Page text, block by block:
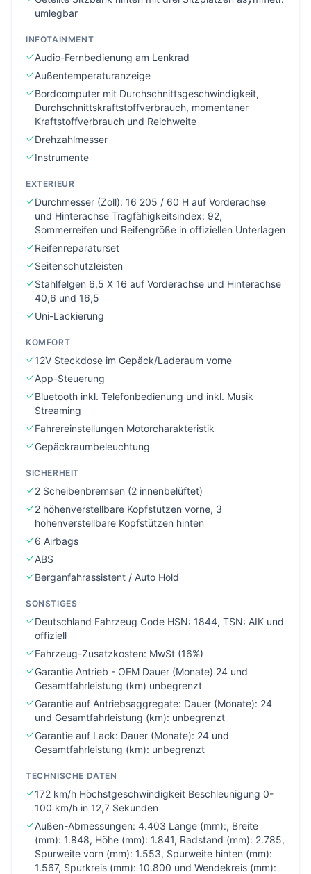
umlegbar
INFOTAINMENT
Audio-Fernbedienung am Lenkrad
Außentemperaturanzeige
Bordcomputer mit Durchschnittsgeschwindigkeit,
Durchschnittskraftstoffverbrauch, momentaner
Kraftstoffverbrauch und Reichweite
Drehzahlmesser
Instrumente
EXTERIEUR
Durchmesser (Zoll): 16 205 / 60 H auf Vorderachse
und Hinterachse Tragfähigkeitsindex: 92,
Sommerreifen und Reifengröße in offiziellen Unterlagen
Reifenreparaturset
Seitenschutzleisten
Stahlfelgen 6,5 X 16 auf Vorderachse und Hinterachse
40,6 und 16,5
Uni-Lackierung
KOMFORT
12V Steckdose im Gepäck/Laderaum vorne
App-Steuerung
Bluetooth inkl. Telefonbedienung und inkl. Musik
Streaming
Fahrereinstellungen Motorcharakteristik
Gepäckraumbeleuchtung
SICHERHEIT
2 Scheibenbremsen (2 innenbelüftet)
2 höhenverstellbare Kopfstützen vorne, 3
höhenverstellbare Kopfstützen hinten
6 Airbags
ABS
Berganfahrassistent / Auto Hold
SONSTIGES
Deutschland Fahrzeug Code HSN: 1844, TSN: AIK und
offiziell
Fahrzeug-Zusatzkosten: MwSt (16%)
Garantie Antrieb - OEM Dauer (Monate) 24 und
Gesamtfahrleistung (km) unbegrenzt
Garantie auf Antriebsaggregate: Dauer (Monate): 24
und Gesamtfahrleistung (km): unbegrenzt
Garantie auf Lack: Dauer (Monate): 24 und
Gesamtfahrleistung (km): unbegrenzt
TECHNISCHE DATEN
172 km/h Höchstgeschwindigkeit Beschleunigung 0-
100 km/h in 12,7 Sekunden
Außen-Abmessungen: 4.403 Länge (mm):, Breite
(mm): 1.848, Höhe (mm): 1.841, Radstand (mm): 2.785,
Spurweite vorn (mm): 1.553, Spurweite hinten (mm):
1.567, Spurkreis (mm): 10.800 und Wendekreis (mm):